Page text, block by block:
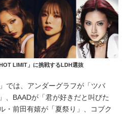
LIMIT」に挑戦するLDH選抜
では、アンダーグラフが「ツバ
、BAADが「君が好きだと叫びた
・前田有嬉が「夏祭り」、コブク